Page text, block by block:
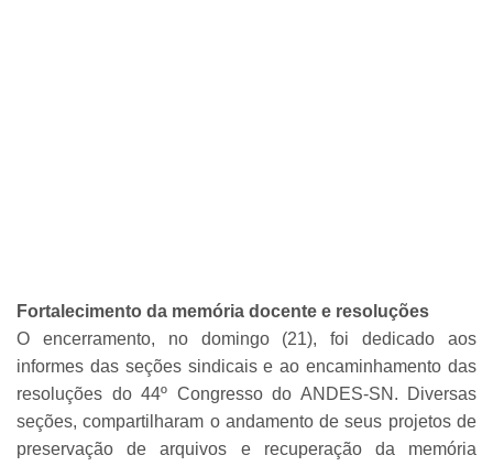
Fortalecimento da memória docente e resoluções
O encerramento, no domingo (21), foi dedicado aos
informes das seções sindicais e ao encaminhamento das
resoluções do 44º Congresso do ANDES-SN. Diversas
seções, compartilharam o andamento de seus projetos de
preservação de arquivos e recuperação da memória